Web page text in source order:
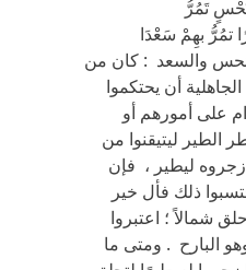
تَمُرُّ
بهِمْ سَعْدَا
والسعد : كان من
أن يحتكموا
على أمورهم أو
الطير ليتيقنوا من
زجروه ليطير ، فإن
ذلك فأل خير
شمالاً ؛ اعتبروا
البارح . ومتى ما